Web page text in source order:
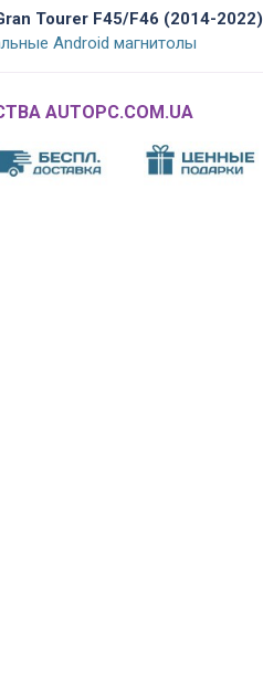
Tourer F45/F46 (2014-2022)
Android магнитолы
AUTOPC.COM.UA